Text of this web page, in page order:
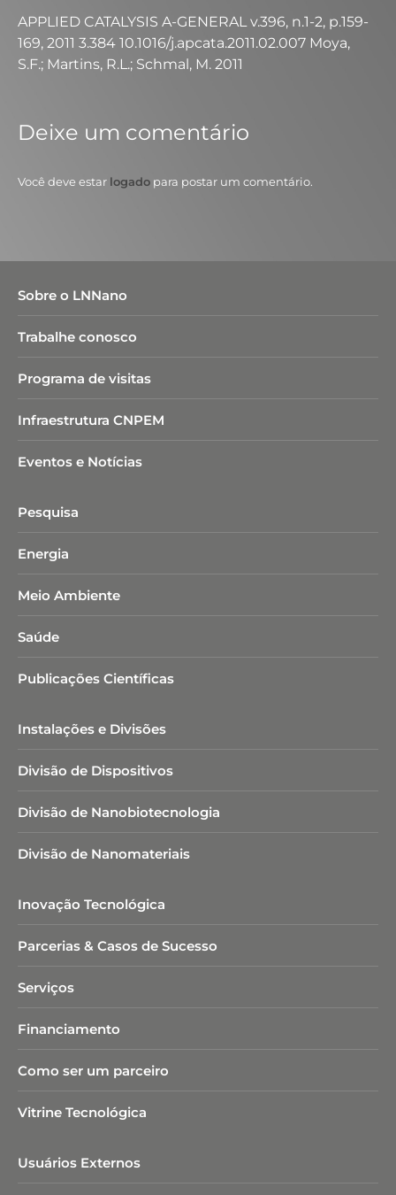
APPLIED CATALYSIS A-GENERAL v.396, n.1-2, p.159-
169, 2011 3.384 10.1016/j.apcata.2011.02.007 Moya,
S.F.; Martins, R.L.; Schmal, M. 2011
Deixe um comentário
Você deve estar logado para postar um comentário.
Sobre o LNNano
Trabalhe conosco
Programa de visitas
Infraestrutura CNPEM
Eventos e Notícias
Pesquisa
Energia
Meio Ambiente
Saúde
Publicações Científicas
Instalações e Divisões
Divisão de Dispositivos
Divisão de Nanobiotecnologia​
Divisão de Nanomateriais
Inovação Tecnológica
Parcerias & Casos de Sucesso
Serviços
Financiamento
Como ser um parceiro
Vitrine Tecnológica
Usuários Externos